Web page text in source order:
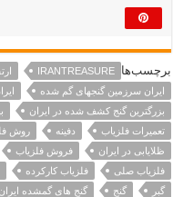
برچسب‌ها IRANTREASURE
ایران سرزمین گنجهای گم شده
بزرگترین گنج کشف شده در ایران
تعمیرات فلزیاب
دفینه روش
ظلایابی در ایران
فروش فلزیاب
فلزیاب صلی
فلزیاب کارکرده
گبر
گنج گنج های گمشده ایران